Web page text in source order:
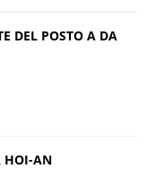
DEL POSTO A DA
HOI-AN